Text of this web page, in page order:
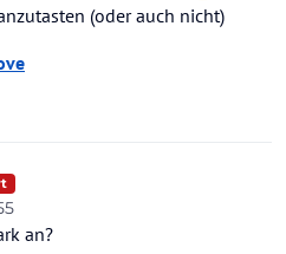
(oder auch nicht)
an?